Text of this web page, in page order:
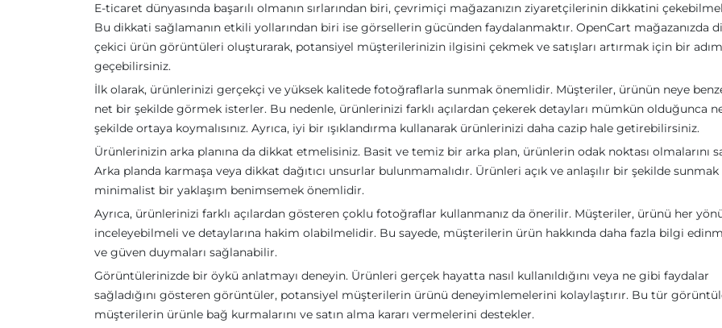
E-ticaret dünyasında başarılı olmanın sırlarından biri, çevrimiçi mağazanızın ziyaretçilerinin dikkatini
Bu dikkati sağlamanın etkili yollarından biri ise görsellerin gücünden faydalanmaktır. OpenCart mağazanızda
çekici ürün görüntüleri oluşturarak, potansiyel müşterilerinizin ilgisini çekmek ve satışları artırmak için bir
geçebilirsiniz.
İlk olarak, ürünlerinizi gerçekçi ve yüksek kalitede fotoğraflarla sunmak önemlidir. Müşteriler, ürünün neye
net bir şekilde görmek isterler. Bu nedenle, ürünlerinizi farklı açılardan çekerek detayları mümkün olduğunca
şekilde ortaya koymalısınız. Ayrıca, iyi bir ışıklandırma kullanarak ürünlerinizi daha cazip hale getirebilirsiniz.
Ürünlerinizin arka planına da dikkat etmelisiniz. Basit ve temiz bir arka plan, ürünlerin odak noktası olmalarını
Arka planda karmaşa veya dikkat dağıtıcı unsurlar bulunmamalıdır. Ürünleri açık ve anlaşılır bir şekilde
minimalist bir yaklaşım benimsemek önemlidir.
Ayrıca, ürünlerinizi farklı açılardan gösteren çoklu fotoğraflar kullanmanız da önerilir. Müşteriler, ürünü her
inceleyebilmeli ve detaylarına hakim olabilmelidir. Bu sayede, müşterilerin ürün hakkında daha fazla bilgi
ve güven duymaları sağlanabilir.
Görüntülerinizde bir öykü anlatmayı deneyin. Ürünleri gerçek hayatta nasıl kullanıldığını veya ne gibi faydalar
sağladığını gösteren görüntüler, potansiyel müşterilerin ürünü deneyimlemelerini kolaylaştırır. Bu tür
müşterilerin ürünle bağ kurmalarını ve satın alma kararı vermelerini destekler.